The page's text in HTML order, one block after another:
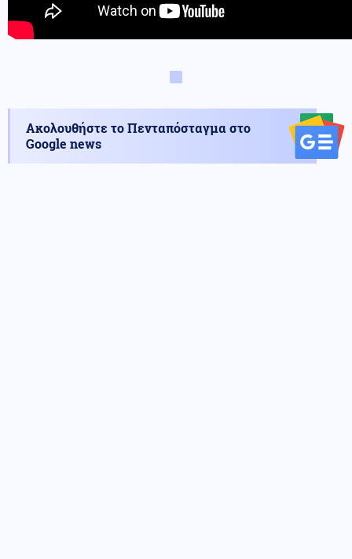
Ακολουθήστε το Πενταπόσταγμα στο
Google news